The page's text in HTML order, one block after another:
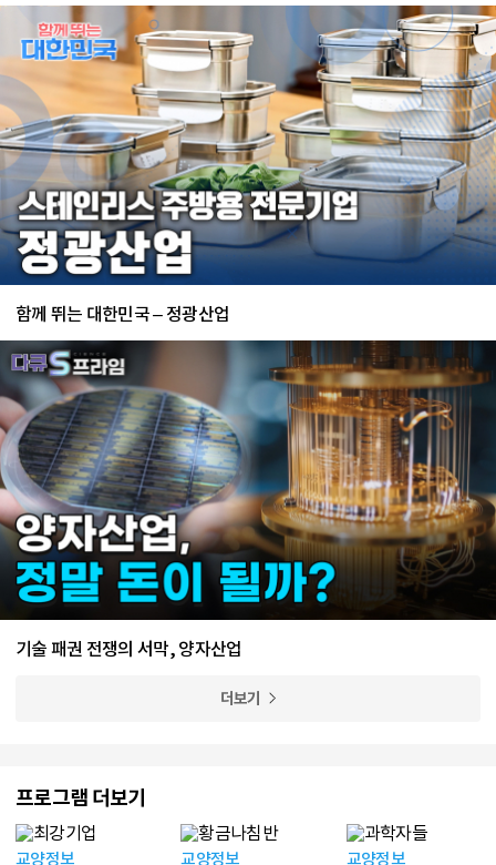
함께 뛰는 대한민국 – 정광산업
기술 패권 전쟁의 서막, 양자산업
더보기
프로그램 더보기
교양정보 교양정보 교양정보